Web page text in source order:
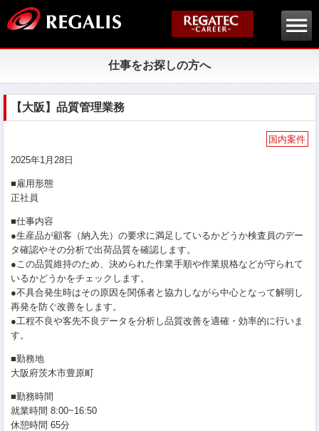
仕事をお探しの方へ
【大阪】品質管理業務
国内案件
2025年1月28日
■雇用形態
正社員
■仕事内容
●生産品が顧客（納入先）の要求に満足しているかどうか検査員のデー
タ確認やその分析で出荷品質を確認します。
●この品質維持のため、決められた作業手順や作業規格などが守られて
いるかどうかをチェックします。
●不具合発生時はその原因を関係者と協力しながら中心となって解明し
再発を防ぐ改善をします。
●工程不良や客先不良データを分析し品質改善を適確・効率的に行いま
す。
■勤務地
大阪府茨木市豊原町
■勤務時間
就業時間 8:00~16:50
休憩時間 65分